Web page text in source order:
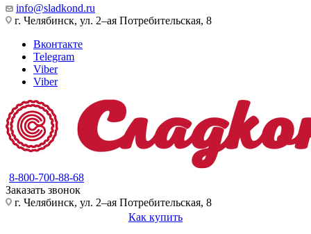
info@sladkond.ru
г. Челябинск, ул. 2–ая Потребительская, 8
Вконтакте
Telegram
Viber
Viber
8-800-700-88-68
Заказать звонок
г. Челябинск, ул. 2–ая Потребительская, 8
Как купить